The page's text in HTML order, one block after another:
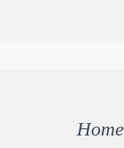
Home